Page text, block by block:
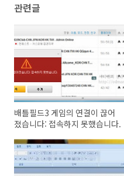
관련글
배틀필드3 게임의 연결이 끊어
졌습니다: 접속하지 못했습니다.